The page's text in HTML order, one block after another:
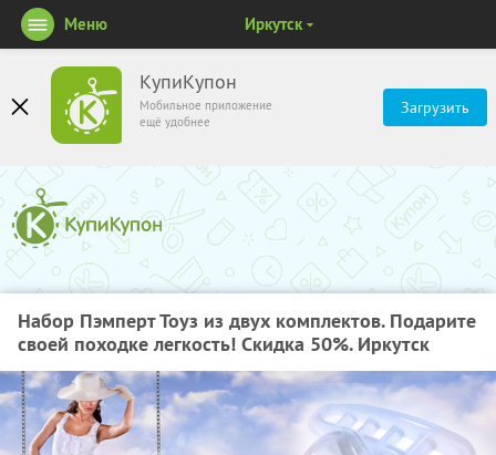
КупиКупон
Мобильное приложение
ещё удобнее
Загрузить
Меню Иркутск
Набор Пэмперт Тоуз из двух комплектов. Подарите
своей походке легкость! Скидка 50%. Иркутск